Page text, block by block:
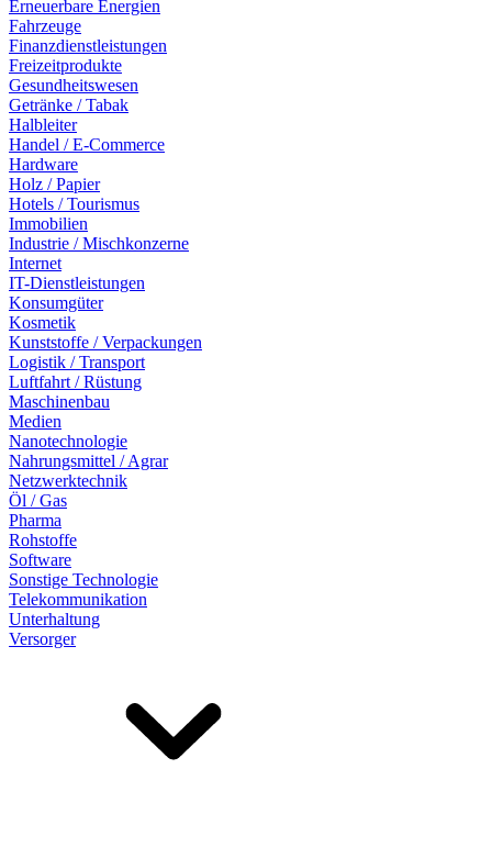
Erneuerbare Energien
Fahrzeuge
Finanzdienstleistungen
Freizeitprodukte
Gesundheitswesen
Getränke / Tabak
Halbleiter
Handel / E-Commerce
Hardware
Holz / Papier
Hotels / Tourismus
Immobilien
Industrie / Mischkonzerne
Internet
IT-Dienstleistungen
Konsumgüter
Kosmetik
Kunststoffe / Verpackungen
Logistik / Transport
Luftfahrt / Rüstung
Maschinenbau
Medien
Nanotechnologie
Nahrungsmittel / Agrar
Netzwerktechnik
Öl / Gas
Pharma
Rohstoffe
Software
Sonstige Technologie
Telekommunikation
Unterhaltung
Versorger